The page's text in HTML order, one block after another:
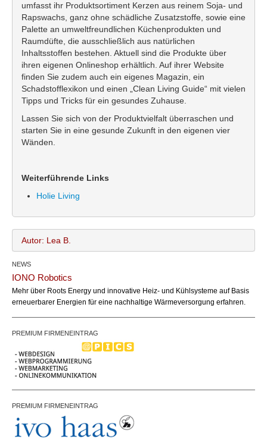
umfasst ihr Produktsortiment Kerzen aus reinem Soja- und
Rapswachs, ganz ohne schädliche Zusatzstoffe, sowie eine
Palette an umweltfreundlichen Küchenprodukten und
Raumdüfte, die ausschließlich aus natürlichen
Inhaltsstoffen bestehen. Aktuell sind die Produkte über
ihren eigenen Onlineshop erhältlich. Auf ihrer Website
finden Sie zudem auch ein eigenes Magazin, ein
Schadstofflexikon und einen „Clean Living Guide“ mit vielen
Tipps und Tricks für ein gesundes Zuhause.
Lassen Sie sich von der Produktvielfalt überraschen und
starten Sie in eine gesunde Zukunft in den eigenen vier
Wänden.
Weiterführende Links
Holie Living
Autor: Lea B.
NEWS
IONO Robotics
Mehr über Roots Energy und innovative Heiz- und Kühlsysteme auf Basis
erneuerbarer Energien für eine nachhaltige Wärmeversorgung erfahren.
PREMIUM FIRMENEINTRAG
PREMIUM FIRMENEINTRAG